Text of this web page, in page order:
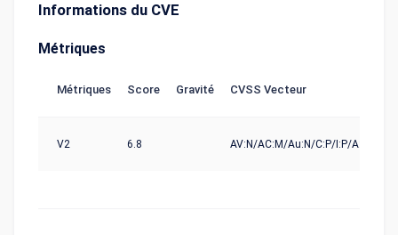
Informations du CVE
Métriques
Métriques Score Gravité CVSS Vecteur
V2 6.8 AV:N/AC:M/Au:N/C:P/I:P/A:P